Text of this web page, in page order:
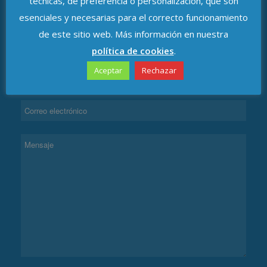
esenciales y necesarias para el correcto funcionamiento
de este sitio web. Más información en nuestra
política de cookies.
Aceptar Rechazar